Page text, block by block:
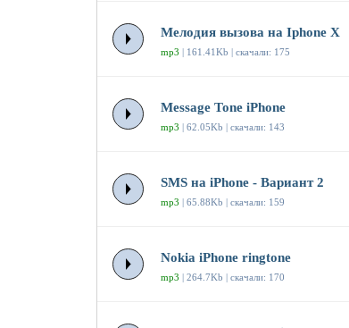
Мелодия вызова на Iphone X
mp3 | 161.41Kb | скачали: 175
Message Tone iPhone
mp3 | 62.05Kb | скачали: 143
SMS на iPhone - Вариант 2
mp3 | 65.88Kb | скачали: 159
Nokia iPhone ringtone
mp3 | 264.7Kb | скачали: 170